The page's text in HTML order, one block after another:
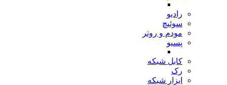
رادیو
سوئیچ
مودم و روتر
پسیو
کابل شبکه
رک
ابزار شبکه